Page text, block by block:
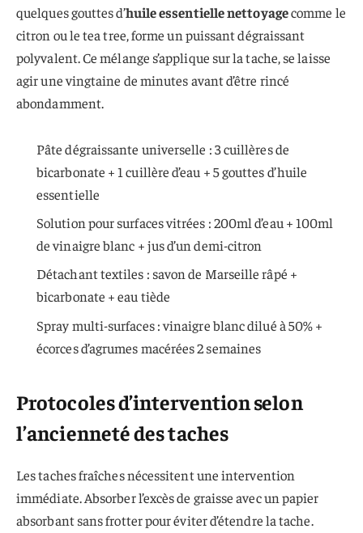
quelques gouttes d’huile essentielle nettoyagecomme le
citron ou le tea tree, forme un puissant dégraissant
polyvalent. Ce mélange s’applique sur la tache, se laisse
agir une vingtaine de minutes avant d’être rincé
abondamment.
Pâte dégraissante universelle : 3 cuillères de
bicarbonate + 1 cuillère d’eau + 5 gouttes d’huile
essentielle
Solution pour surfaces vitrées : 200ml d’eau + 100ml
de vinaigre blanc + jus d’un demi-citron
Détachant textiles : savon de Marseille râpé +
bicarbonate + eau tiède
Spray multi-surfaces : vinaigre blanc dilué à 50% +
écorces d’agrumes macérées 2 semaines
Protocoles d’intervention selon
l’ancienneté des taches
Les taches fraîches nécessitent une intervention
immédiate. Absorber l’excès de graisse avec un papier
absorbant sans frotter pour éviter d’étendre la tache.